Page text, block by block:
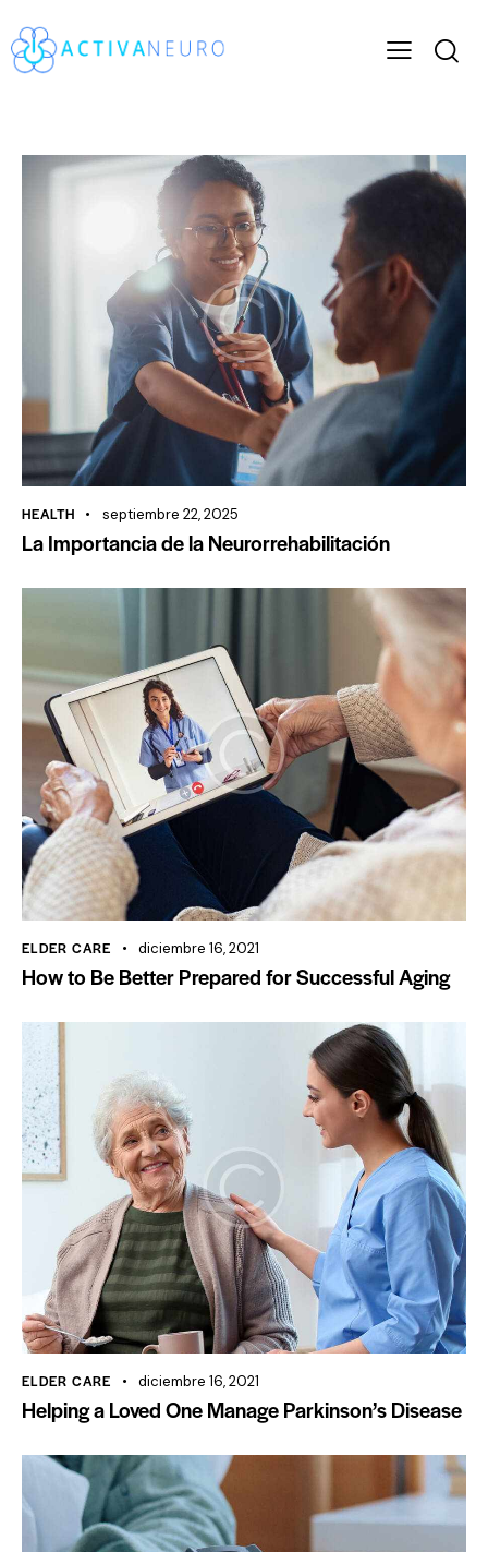
HEALTH septiembre 22, 2025
La Importancia de la Neurorrehabilitación
ELDER CARE diciembre 16, 2021
How to Be Better Prepared for Successful Aging
ELDER CARE diciembre 16, 2021
Helping a Loved One Manage Parkinson’s Disease